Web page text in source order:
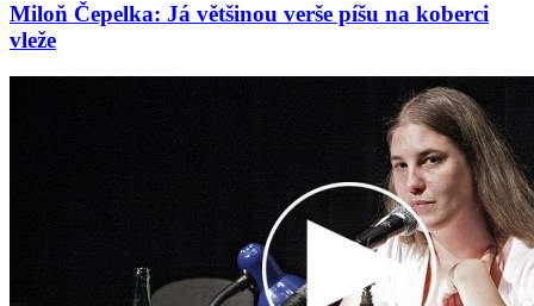
Miloň Čepelka: Já většinou verše píšu na koberci
vleže